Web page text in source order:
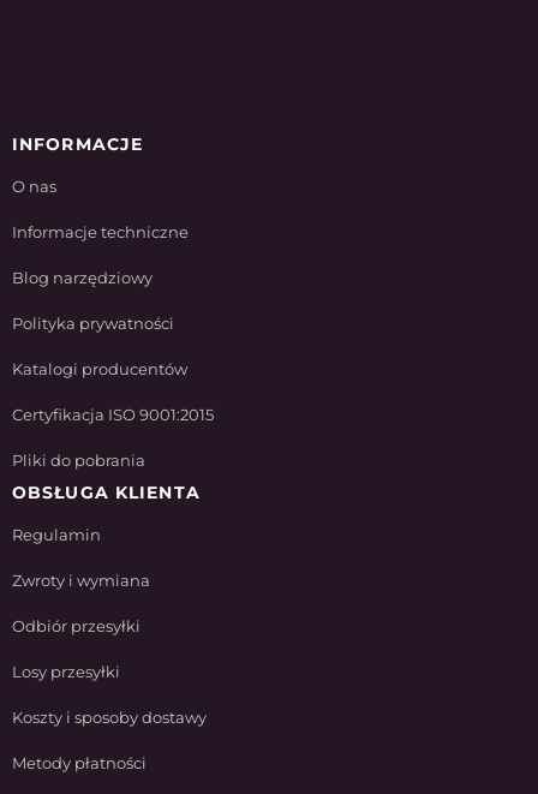
INFORMACJE
O nas
Informacje techniczne
Blog narzędziowy
Polityka prywatności
Katalogi producentów
Certyfikacja ISO 9001:2015
Pliki do pobrania
OBSŁUGA KLIENTA
Regulamin
Zwroty i wymiana
Odbiór przesyłki
Losy przesyłki
Koszty i sposoby dostawy
Metody płatności